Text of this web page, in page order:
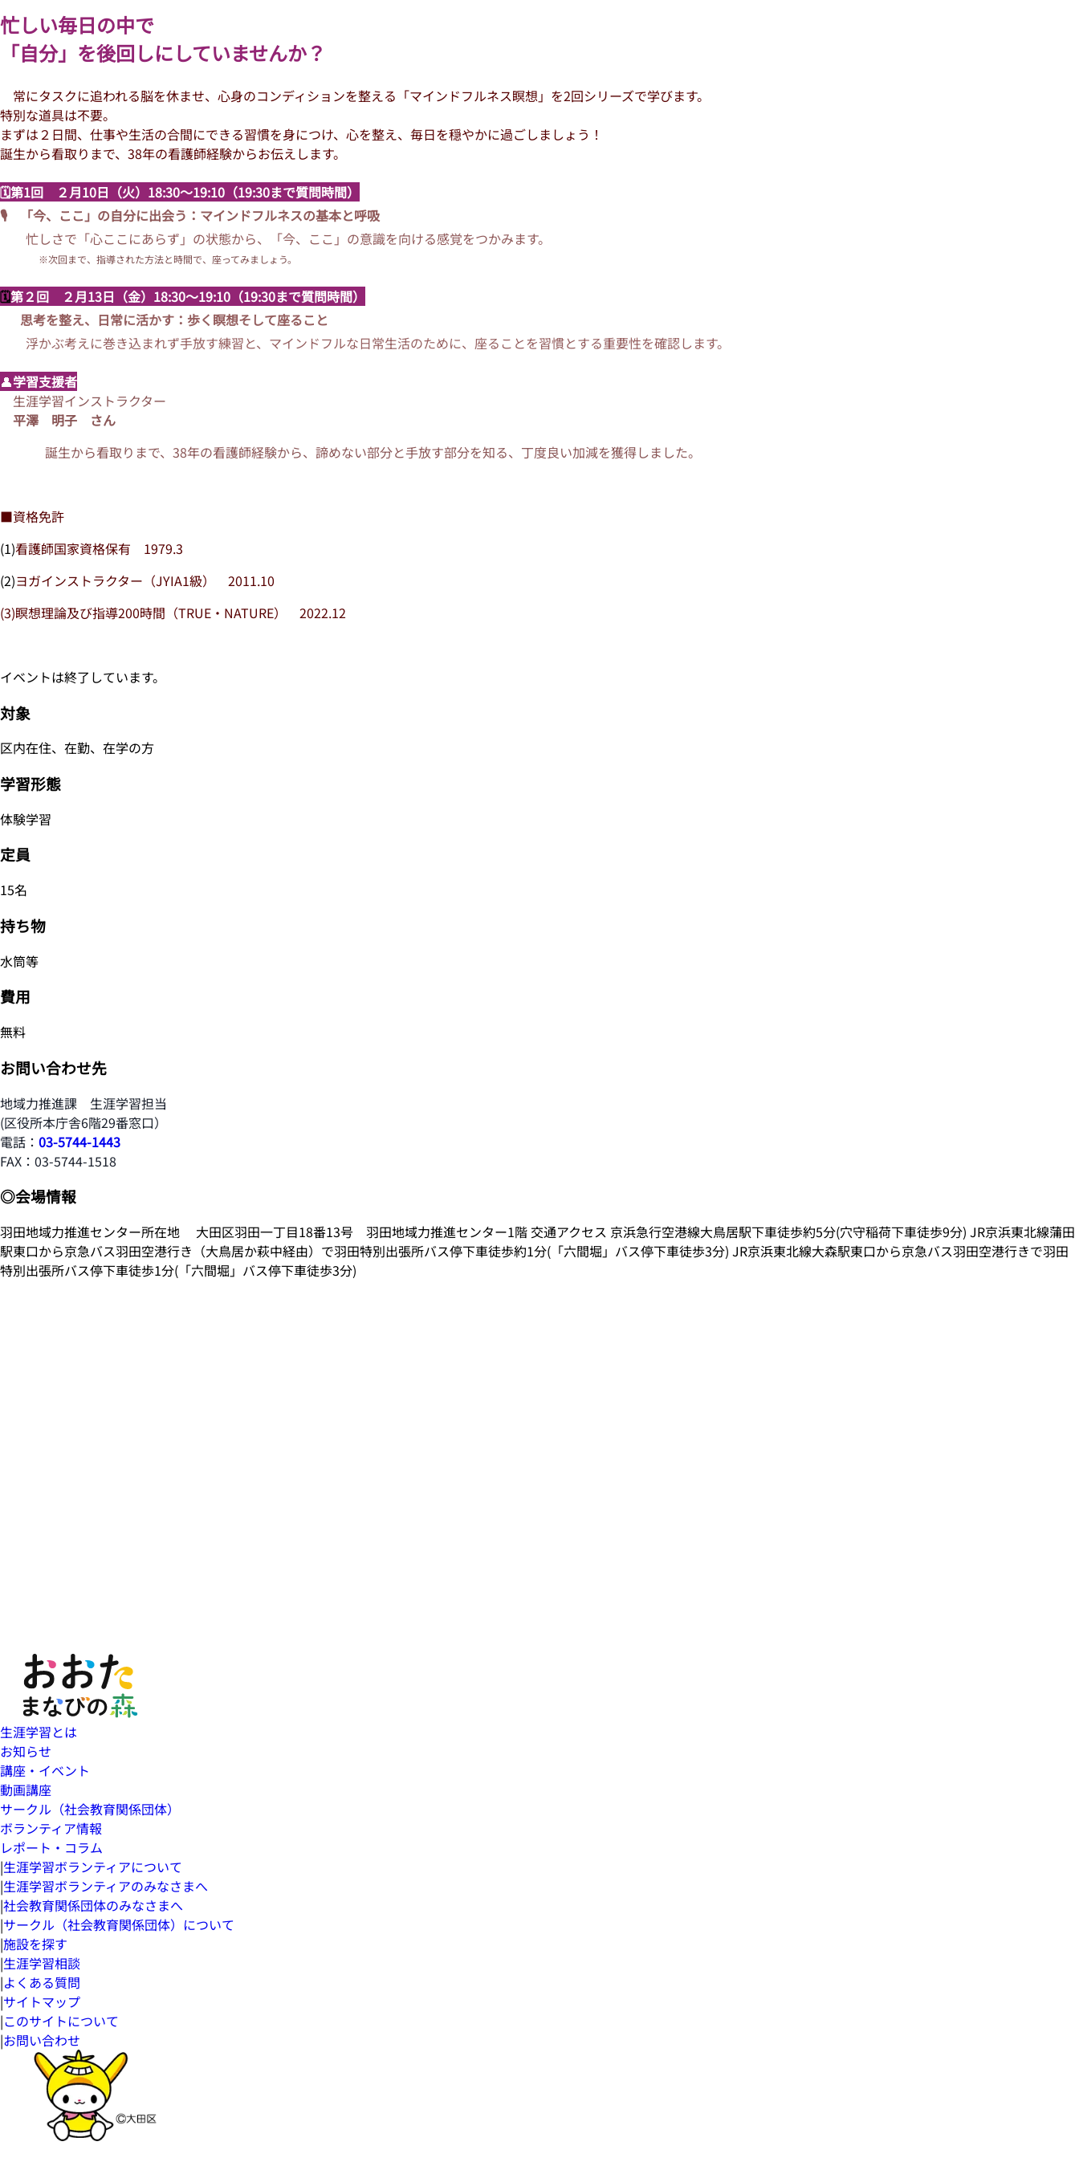
忙しい毎日の中で
「自分」を後回しにしていませんか？
常にタスクに追われる脳を休ませ、心身のコンディションを整える「マインドフルネス瞑想」を2回シリーズで学びます。
特別な道具は不要。
まずは２日間、仕事や生活の合間にできる習慣を身につけ、心を整え、毎日を穏やかに過ごしましょう！
誕生から看取りまで、38年の看護師経験からお伝えします。
🗓️第1回 ２月10日（火）18:30～19:10（19:30まで質問時間）
🎙️ 「今、ここ」の自分に出会う：マインドフルネスの基本と呼吸
忙しさで「心ここにあらず」の状態から、「今、ここ」の意識を向ける感覚をつかみます。
※次回まで、指導された方法と時間で、座ってみましょう。
🗓️第２回 ２月13日（金）18:30～19:10（19:30まで質問時間）
思考を整え、日常に活かす：歩く瞑想そして座ること
浮かぶ考えに巻き込まれず手放す練習と、マインドフルな日常生活のために、座ることを習慣とする重要性を確認します。
👤学習支援者
生涯学習インストラクター
平澤 明子 さん
誕生から看取りまで、38年の看護師経験から、諦めない部分と手放す部分を知る、丁度良い加減を獲得しました。
■資格免許
(1)看護師国家資格保有 1979.3
(2)ヨガインストラクター（JYIA1級） 2011.10
(3)瞑想理論及び指導200時間（TRUE・NATURE） 2022.12
イベントは終了しています。
対象
区内在住、在勤、在学の方
学習形態
体験学習
定員
15名
持ち物
水筒等
費用
無料
お問い合わせ先
地域力推進課 生涯学習担当
(区役所本庁舎6階29番窓口）
電話： 03-5744-1443
FAX：03-5744-1518
◎会場情報
羽田地域力推進センター所在地 大田区羽田一丁目18番13号 羽田地域力推進センター1階 交通アクセス 京浜急行空港線大鳥居駅下車徒歩約5分(穴守稲荷下車徒歩9分) JR京浜東北線蒲田
駅東口から京急バス羽田空港行き（大鳥居か萩中経由）で羽田特別出張所バス停下車徒歩約1分(「六間堀」バス停下車徒歩3分) JR京浜東北線大森駅東口から京急バス羽田空港行きで羽田
特別出張所バス停下車徒歩1分(「六間堀」バス停下車徒歩3分)
生涯学習とは
お知らせ
講座・イベント
動画講座
サークル（社会教育関係団体）
ボランティア情報
レポート・コラム
|生涯学習ボランティアについて
|生涯学習ボランティアのみなさまへ
|社会教育関係団体のみなさまへ
|サークル（社会教育関係団体）について
|施設を探す
|生涯学習相談
|よくある質問
|サイトマップ
|このサイトについて
|お問い合わせ